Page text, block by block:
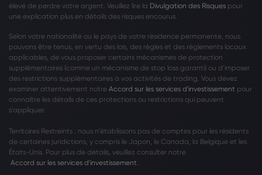
élevé de perdre votre argent. Veuillez lire la Divulgation des Risques pour
une explication plus en détails des risques encourus.
Selon votre nationalité ou le pays de votre résidence permanente, nous
pouvons être tenus, en vertu des lois, des règles et des règlements locaux
applicables, de vous proposer certains mécanismes de protection
supplémentaires (comme un mécanisme de stop loss garanti) ou d’imposer
des restrictions supplémentaires à vos activités de trading. Vous devez
examiner attentivement notre Accord sur les services d'investissement pour
connaître les détails de ces protections ou restrictions qui peuvent
s'appliquer.
Territoires Restreints : nous n'établissons pas de comptes pour les résidents
de certaines juridictions, y compris le Japon, le Canada, la Belgique et les
États-Unis. Pour plus de détails, veuillez consulter notre
Accord sur les services d'investissement